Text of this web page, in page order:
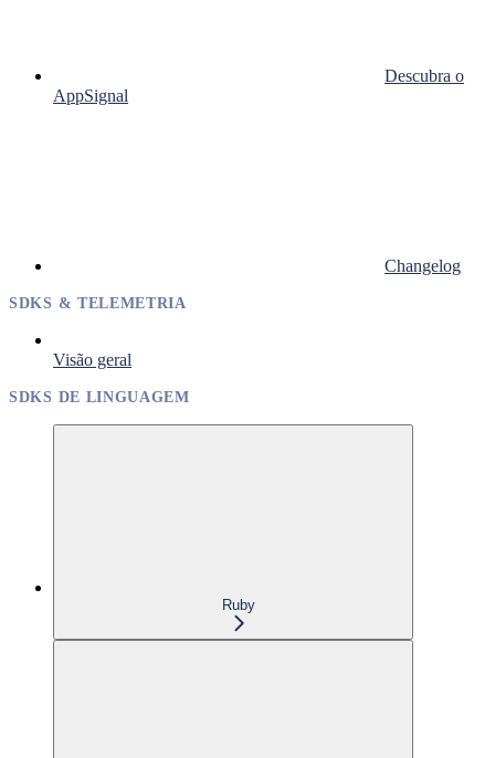
Descubra o
AppSignal
Changelog
SDKS & TELEMETRIA
Visão geral
SDKS DE LINGUAGEM
Ruby